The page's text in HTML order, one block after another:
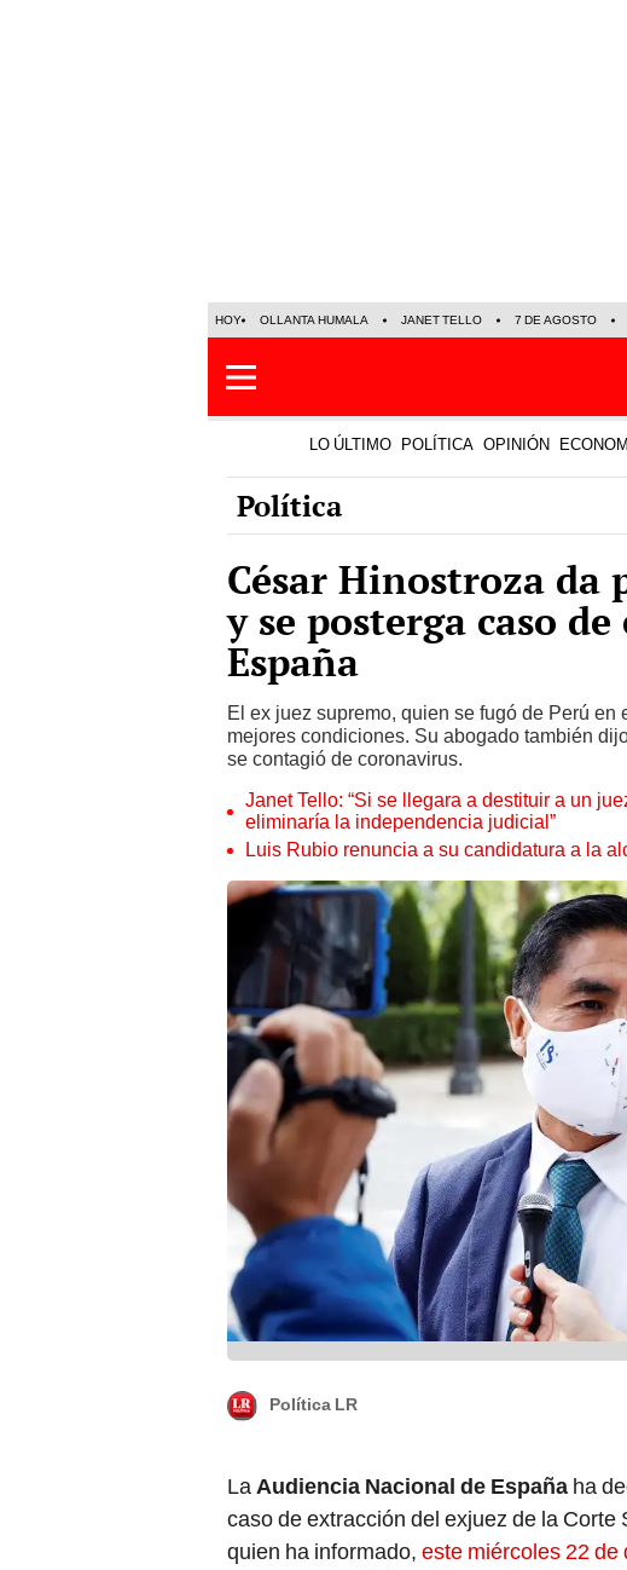
HOY OLLANTA HUMALA JANET TELLO 7 DE AGOSTO
LO ÚLTIMO POLÍTICA OPINIÓN
Política
César Hinostroza da
y se posterga caso
España
El ex juez supremo, quien se fugó de Perú
mejores condiciones. Su abogado también
se contagió de coronavirus.
Janet Tello: “Si se llegara a destituir a un
eliminaría la independencia judicial”
Luis Rubio renuncia a su candidatura a la
Política LR
LaAudiencia Nacional de España ha
caso de extracción del exjuez de la Corte
quien ha informado, este miércoles 22 de